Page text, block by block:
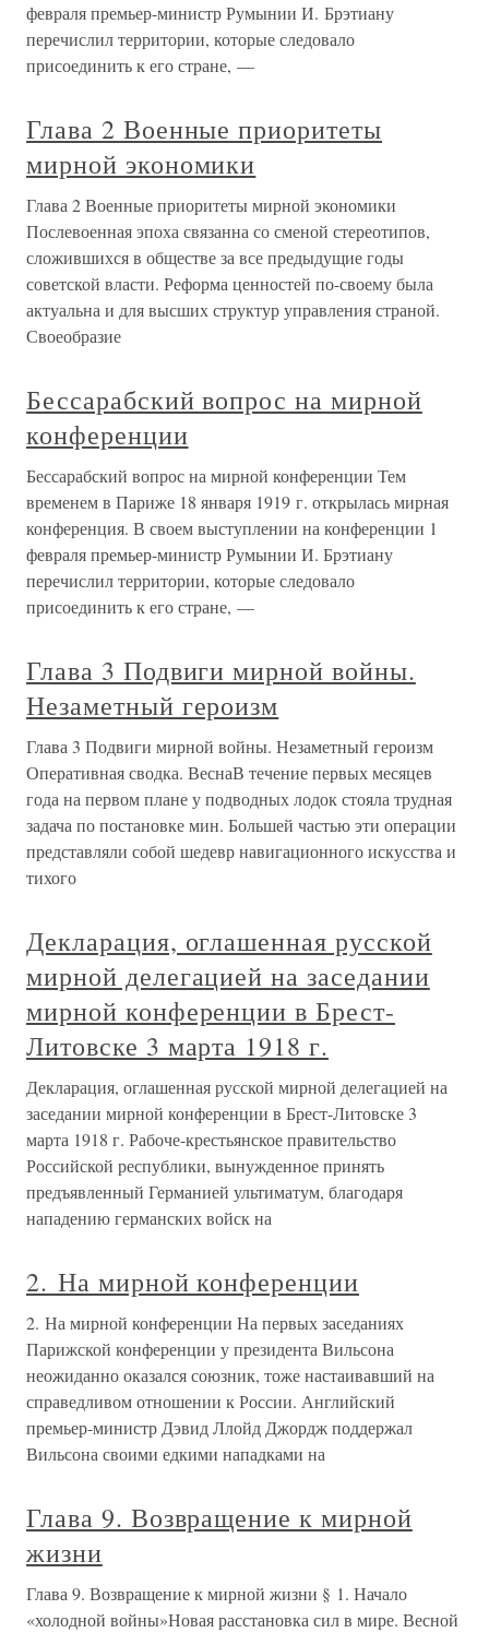
февраля премьер-министр Румынии И. Брэтиану
перечислил территории, которые следовало
присоединить к его стране, —
Глава 2 Военные приоритеты
мирной экономики
Глава 2 Военные приоритеты мирной экономики
Послевоенная эпоха связанна со сменой стереотипов,
сложившихся в обществе за все предыдущие годы
советской власти. Реформа ценностей по-своему была
актуальна и для высших структур управления страной.
Своеобразие
Бессарабский вопрос на мирной
конференции
Бессарабский вопрос на мирной конференции Тем
временем в Париже 18 января 1919 г. открылась мирная
конференция. В своем выступлении на конференции 1
февраля премьер-министр Румынии И. Брэтиану
перечислил территории, которые следовало
присоединить к его стране, —
Глава 3 Подвиги мирной войны.
Незаметный героизм
Глава 3 Подвиги мирной войны. Незаметный героизм
Оперативная сводка. ВеснаВ течение первых месяцев
года на первом плане у подводных лодок стояла трудная
задача по постановке мин. Большей частью эти операции
представляли собой шедевр навигационного искусства и
тихого
Декларация, оглашенная русской
мирной делегацией на заседании
мирной конференции в Брест-
Литовске 3 марта 1918 г.
Декларация, оглашенная русской мирной делегацией на
заседании мирной конференции в Брест-Литовске 3
марта 1918 г. Рабоче-крестьянское правительство
Российской республики, вынужденное принять
предъявленный Германией ультиматум, благодаря
нападению германских войск на
2. На мирной конференции
2. На мирной конференции На первых заседаниях
Парижской конференции у президента Вильсона
неожиданно оказался союзник, тоже настаивавший на
справедливом отношении к России. Английский
премьер-министр Дэвид Ллойд Джордж поддержал
Вильсона своими едкими нападками на
Глава 9. Возвращение к мирной
жизни
Глава 9. Возвращение к мирной жизни § 1. Начало
«холодной войны»Новая расстановка сил в мире. Весной